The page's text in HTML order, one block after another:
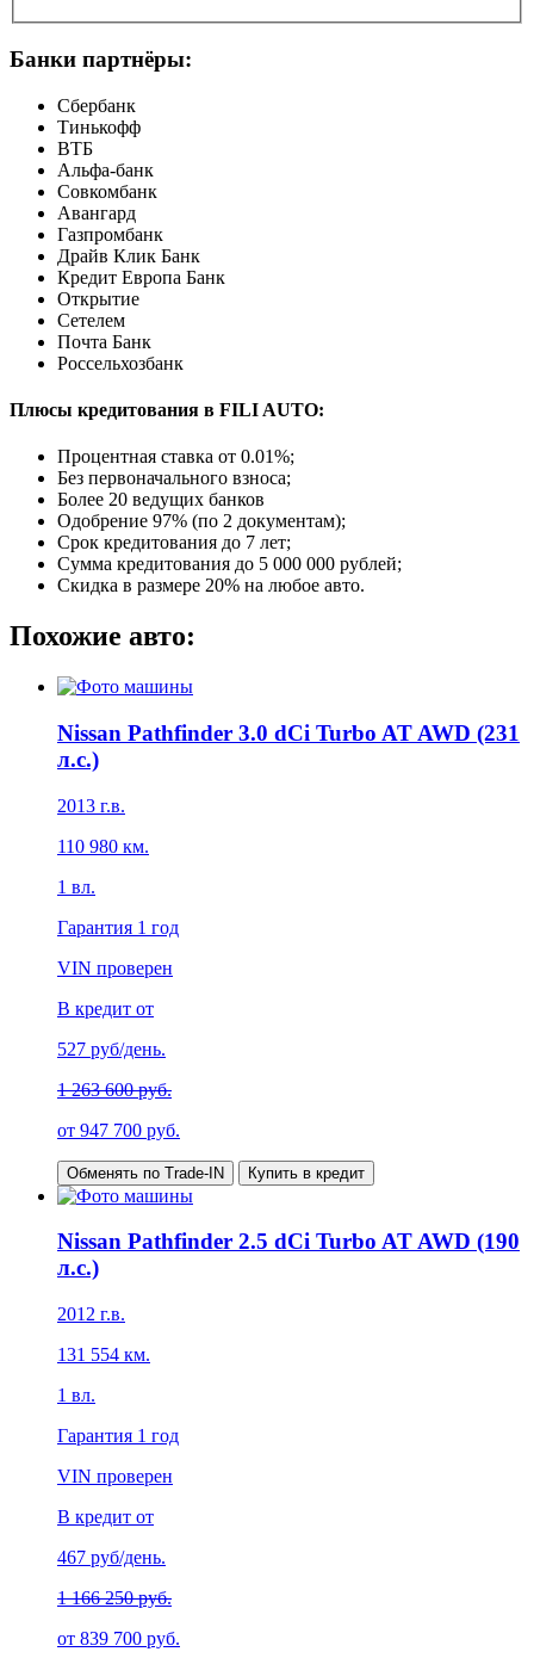
Банки партнёры:
Сбербанк
Тинькофф
ВТБ
Альфа-банк
Совкомбанк
Авангард
Газпромбанк
Драйв Клик Банк
Кредит Европа Банк
Открытие
Сетелем
Почта Банк
Россельхозбанк
Плюсы кредитования в FILI AUTO:
Процентная ставка от 0.01%;
Без первоначального взноса;
Более 20 ведущих банков
Одобрение 97% (по 2 документам);
Срок кредитования до 7 лет;
Сумма кредитования до 5 000 000 рублей;
Скидка в размере 20% на любое авто.
Похожие авто:
Nissan Pathfinder 3.0 dCi Turbo AT AWD (231
л.с.)
2013 г.в.
110 980 км.
1 вл.
Гарантия 1 год
VIN проверен
В кредит от
527 руб/день.
1 263 600 руб.
от 947 700 руб.
Обменять по Trade-IN Купить в кредит
Nissan Pathfinder 2.5 dCi Turbo AT AWD (190
л.с.)
2012 г.в.
131 554 км.
1 вл.
Гарантия 1 год
VIN проверен
В кредит от
467 руб/день.
1 166 250 руб.
от 839 700 руб.